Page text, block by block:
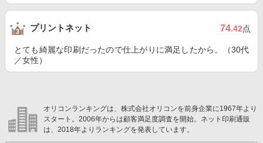
プリントネット 74.42点
とても綺麗な印刷だったので仕上がりに満足したから。（30代
／女性）
オリコンランキングは、株式会社オリコンを前身企業に1967年より
スタート。2006年からは顧客満足度調査を開始。ネット印刷通販
は、2018年よりランキングを発表しています。